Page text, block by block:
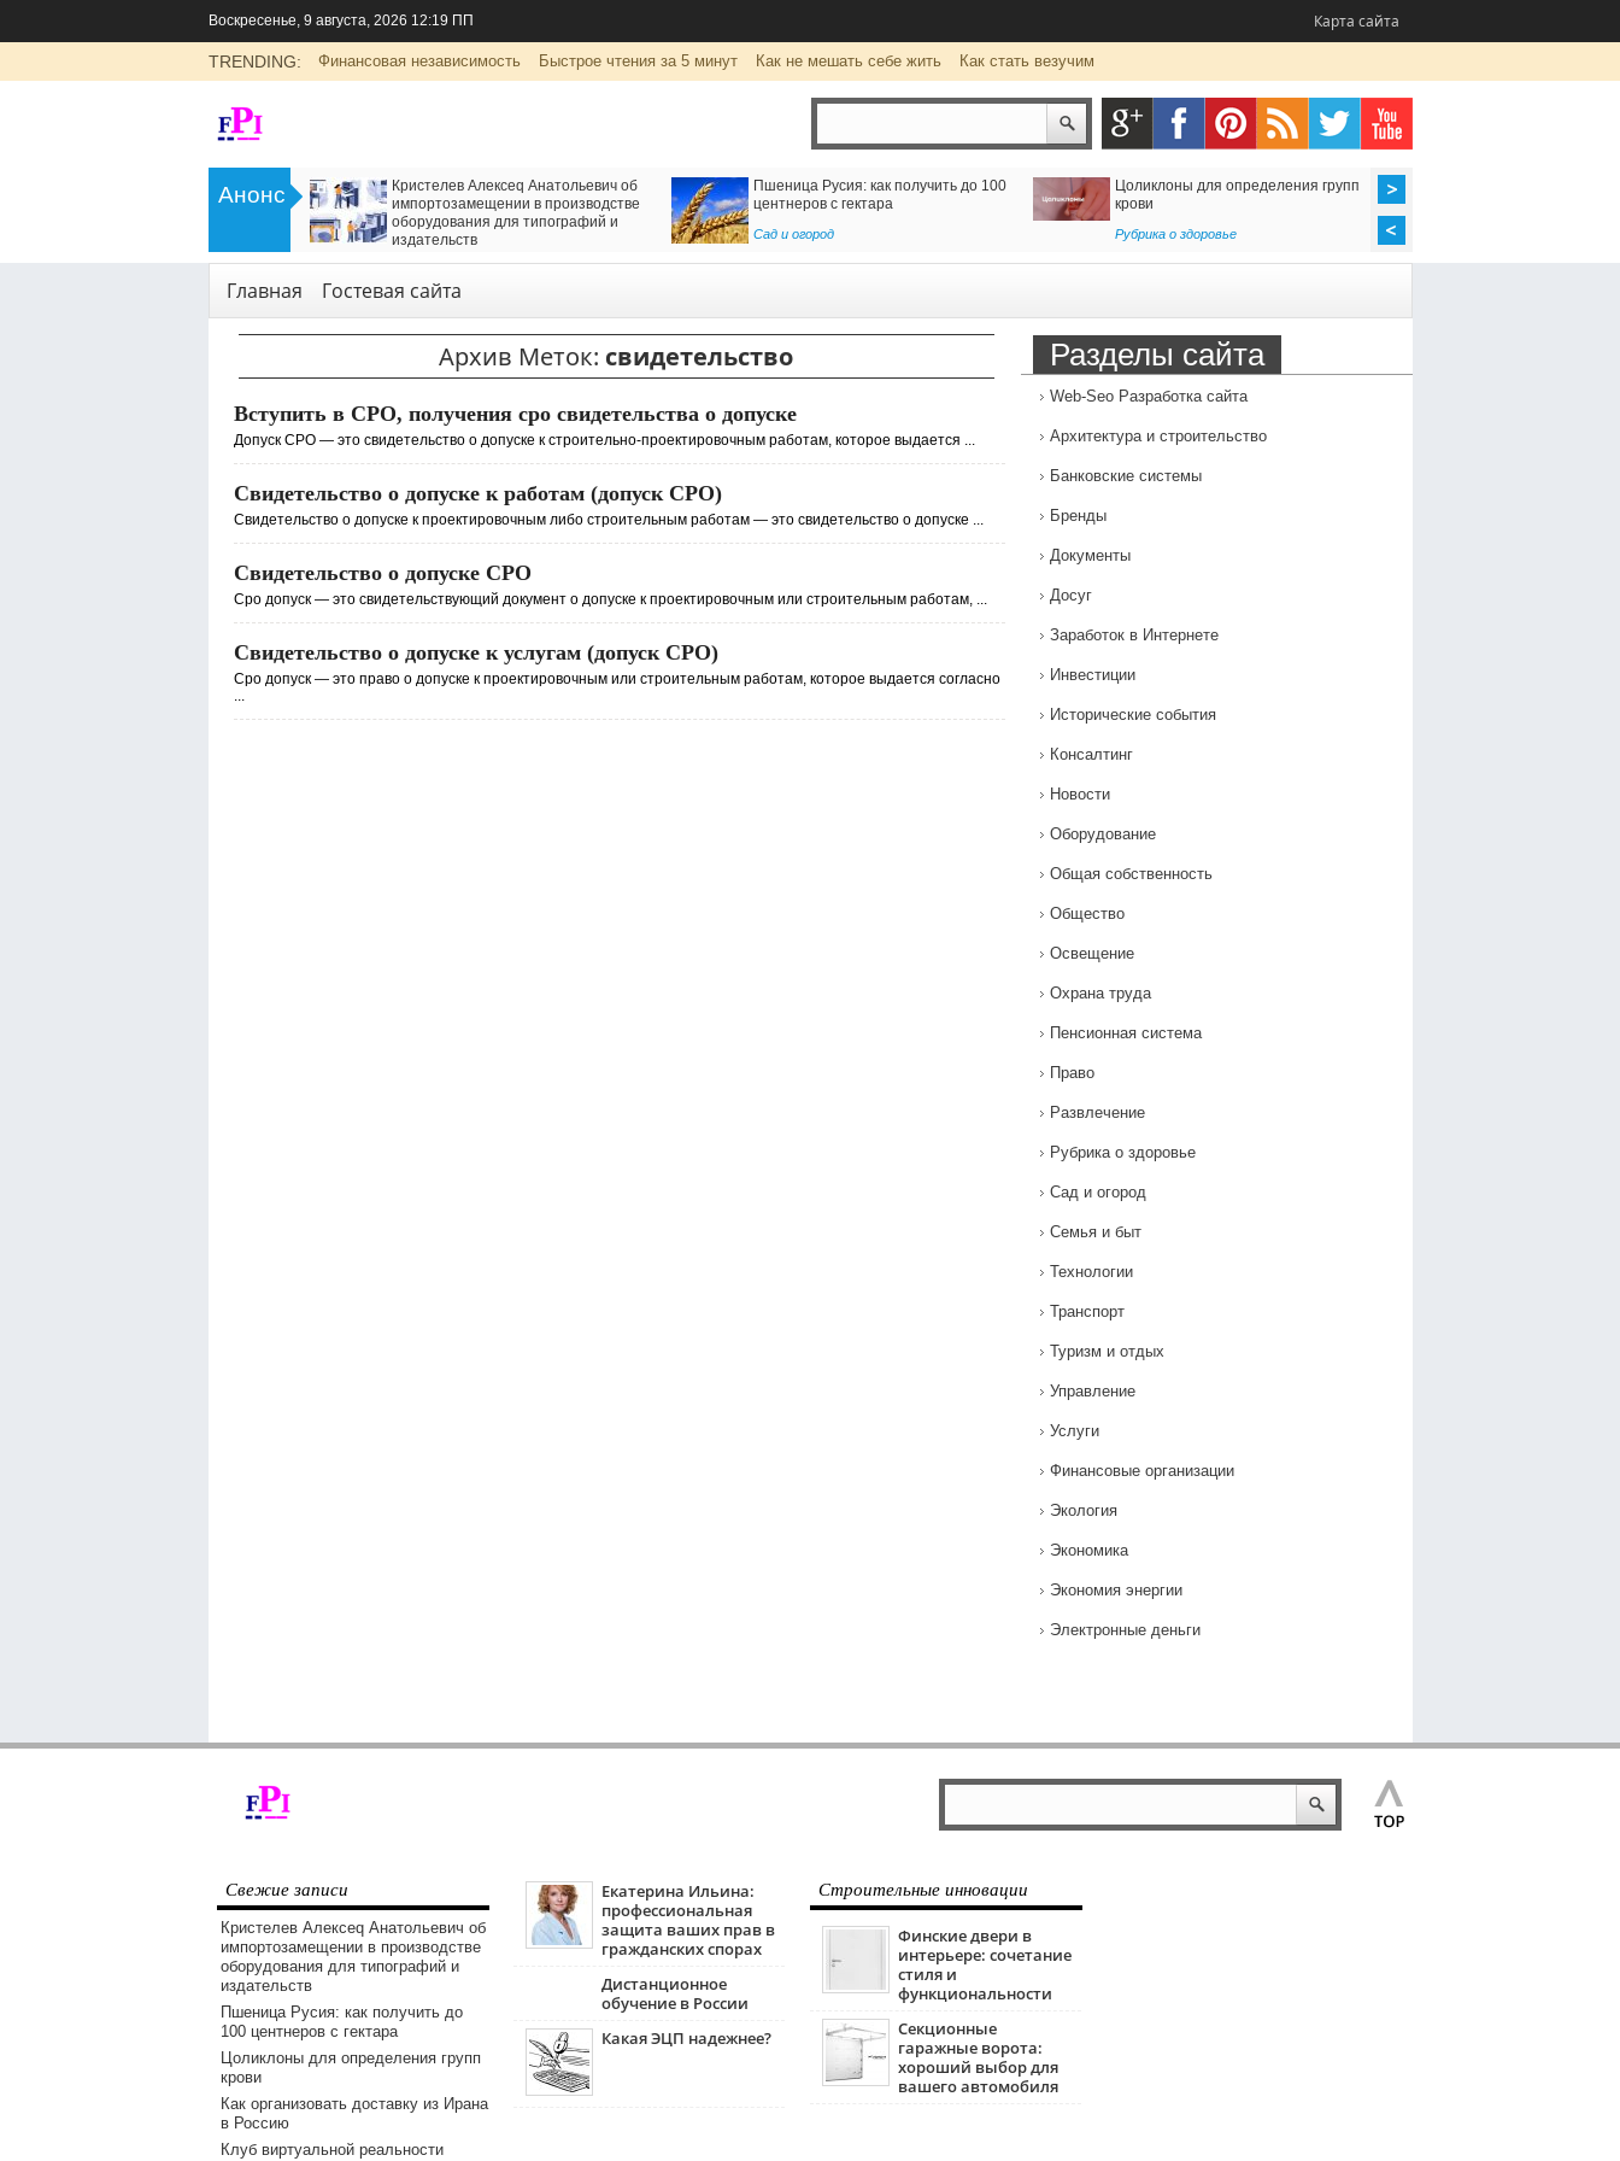
Воскресенье, 9 августа, 2026 12:19 ПП Карта сайта
TRENDING: Финансовая независимость Быстрое чтения за 5 минут Как не мешать себе жить Как стать везучим
Анонс
LADA Largus: универсальный
семейный автомобиль с российским
Кристелев Алексеq Анатольевич об
импортозамещении в производстве
оборудования для типографий и
издательств
Пшеница Русия: как получить до 100
центнеров с гектара
Сад и огород
Цоликлоны для определения групп
крови
Рубрика о здоровье
Главная Гостевая сайта
Архив Меток: свидетельство
Вступить в СРО, получения сро свидетельства о допуске
Допуск СРО — это свидетельство о допуске к строительно-проектировочным работам, которое выдается ...
Свидетельство о допуске к работам (допуск СРО)
Свидетельство о допуске к проектировочным либо строительным работам — это свидетельство о допуске ...
Свидетельство о допуске СРО
Сро допуск — это свидетельствующий документ о допуске к проектировочным или строительным работам, ...
Свидетельство о допуске к услугам (допуск СРО)
Сро допуск — это право о допуске к проектировочным или строительным работам, которое выдается согласно
...
Разделы сайта
Web-Seo Разработка сайта
Архитектура и строительство
Банковские системы
Бренды
Документы
Досуг
Заработок в Интернете
Инвестиции
Исторические события
Консалтинг
Новости
Оборудование
Общая собственность
Общество
Освещение
Охрана труда
Пенсионная система
Право
Развлечение
Рубрика о здоровье
Сад и огород
Семья и быт
Технологии
Транспорт
Туризм и отдых
Управление
Услуги
Финансовые организации
Экология
Экономика
Экономия энергии
Электронные деньги
Свежие записи
Кристелев Алексеq Анатольевич об
импортозамещении в производстве
оборудования для типографий и
издательств
Пшеница Русия: как получить до
100 центнеров с гектара
Цоликлоны для определения групп
крови
Как организовать доставку из Ирана
в Россию
Клуб виртуальной реальности
Екатерина Ильина:
профессиональная
защита ваших прав в
гражданских спорах
Дистанционное
обучение в России
Какая ЭЦП надежнее?
Строительные инновации
Финские двери в
интерьере: сочетание
стиля и
функциональности
Секционные
гаражные ворота:
хороший выбор для
вашего автомобиля